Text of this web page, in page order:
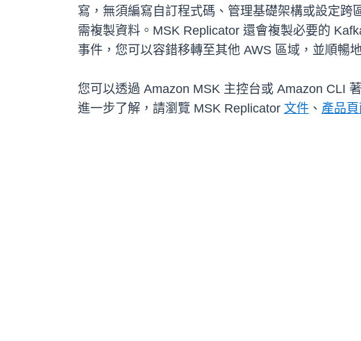
寫，無須編寫自訂程式碼、管理基礎架構或設定
需複製資料。MSK Replicator 還會複製必要的
事件，您可以容錯移轉至其他 AWS 區域，並順暢
您可以透過 Amazon MSK 主控台或 Amazon CLI
進一步了解，請瀏覽 MSK Replicator 文件 、 產品頁